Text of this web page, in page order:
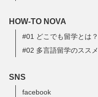
HOW-TO NOVA
#01 どこでも留学とは？
#02 多言語留学のススメ
SNS
facebook